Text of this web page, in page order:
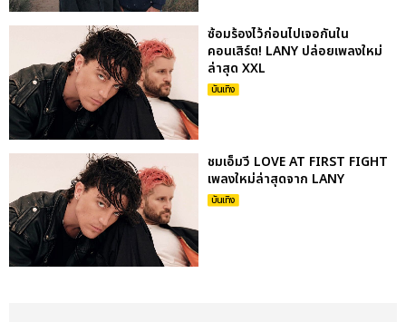
ซ้อมร้องไว้ก่อนไปเจอกันใน
คอนเสิร์ต! LANY ปล่อยเพลงใหม่
ล่าสุด XXL
บันเทิง
ชมเอ็มวี LOVE AT FIRST FIGHT
เพลงใหม่ล่าสุดจาก LANY
บันเทิง